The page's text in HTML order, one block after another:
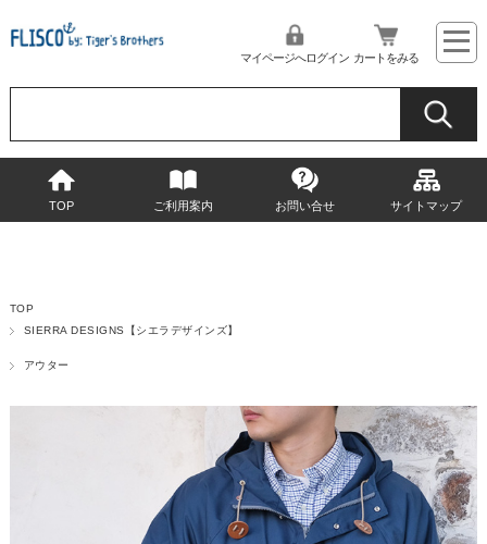
マイページへログイン カートをみる
TOP ご利用案内 お問い合せ サイトマップ
TOP
SIERRA DESIGNS【シエラデザインズ】
アウター